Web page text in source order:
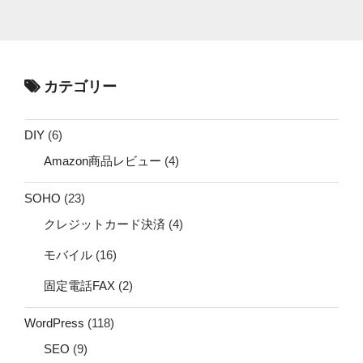
カテゴリー
DIY (6)
Amazon商品レビュー (4)
SOHO (23)
クレジットカード決済 (4)
モバイル (16)
固定電話FAX (2)
WordPress (118)
SEO (9)